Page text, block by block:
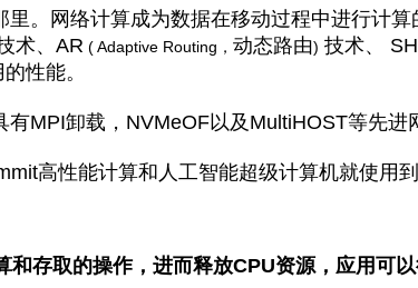
。网络计算成为数据在移动过程中进行计算
术、AR ( Adaptive Routing， 动态路由) 技术、
性能。
MPI卸载， NVMeOF以及 MultiHOST等先进
高性能计算和人工智能超级计算机就使用
和存取的操作，进而释放CPU资源，应用可